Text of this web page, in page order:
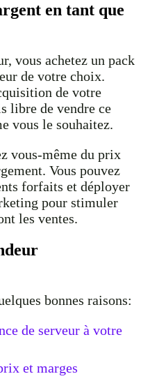
en tant que
vous achetez un pack
de votre choix.
de votre
libre de vendre ce
vous le souhaitez.
vous-même du prix
Vous pouvez
forfaits et déployer
pour stimuler
les ventes.
bonnes raisons:
de serveur à votre
et marges